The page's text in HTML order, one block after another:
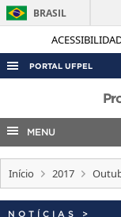
BRASIL
PORTAL UFPEL
ACESSO À
AUDITORIA
COBALTO
CONCURSOS
EDITAIS
MENU
Início 2017
NOTÍCIAS >